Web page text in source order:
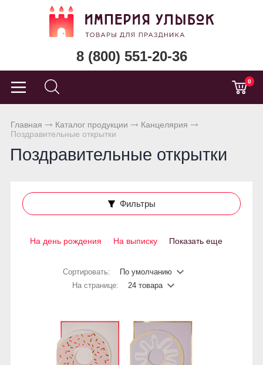
8 (800) 551-20-36
0
Главная Каталог продукции
Канцелярия
Поздравительные открытки
Поздравительные открытки
Фильтры
На день рождения На выписку Показать еще
Сортировать:
По умолчанию
На странице:
24 товара